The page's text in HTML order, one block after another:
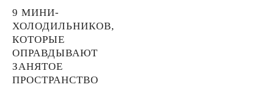
9 МИНИ-
ХОЛОДИЛЬНИКОВ,
КОТОРЫЕ
ОПРАВДЫВАЮТ
ЗАНЯТОЕ
ПРОСТРАНСТВО